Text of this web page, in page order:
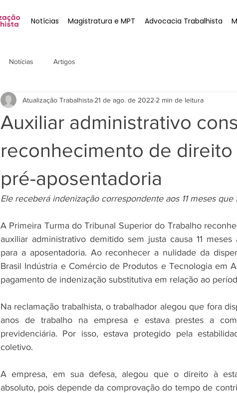
Notícias Magistratura e MPT Advocacia Trabalhista
Notícias Artigos
Auxiliar administrativo
reconhecimento de
pré-aposentadoria
Atualização Trabalhista 21 de ago. de 2022 2 min de leitura
Ele receberá indenização correspondente aos 11 meses
A Primeira Turma do Tribunal Superior do Trabalho
auxiliar administrativo demitido sem justa causa 11
para a aposentadoria. Ao reconhecer a nulidade da
Brasil Indústria e Comércio de Produtos e Tecnologia em
pagamento de indenização substitutiva em relação ao
Na reclamação trabalhista, o trabalhador alegou que fora
anos de trabalho na empresa e estava prestes a
previdenciária. Por isso, estava protegido pela
coletivo.
A empresa, em sua defesa, alegou que o direito à
absoluto, pois depende da comprovação do tempo de